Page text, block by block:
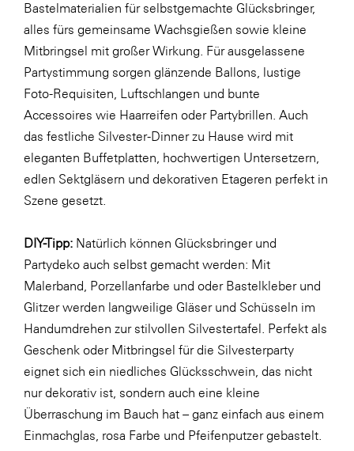
Getzner Werkstoffe
Heimat Österreich
ikp
Johnson & Johnson
JELD-WEN DANA
kosaplaner
LAT Nitrogen
Lidl Österreich
Die Menü-Manufaktur
MTH Retail Group
OMV
OptimaMed
PAGRO
PHH Rechtsanwält:innen
Primark
Bastelmaterialien für selbstgemachte Glücksbringer,
alles fürs gemeinsame Wachsgießen sowie kleine
Mitbringsel mit großer Wirkung. Für ausgelassene
Partystimmung sorgen glänzende Ballons, lustige
Foto-Requisiten, Luftschlangen und bunte
Accessoires wie Haarreifen oder Partybrillen. Auch
das festliche Silvester-Dinner zu Hause wird mit
eleganten Buffetplatten, hochwertigen Untersetzern,
edlen Sektgläsern und dekorativen Etageren perfekt in
Szene gesetzt.
DIY-Tipp: Natürlich können Glücksbringer und
Partydeko auch selbst gemacht werden: Mit
Malerband, Porzellanfarbe und oder Bastelkleber und
Glitzer werden langweilige Gläser und Schüsseln im
Handumdrehen zur stilvollen Silvestertafel . Perfekt als
Geschenk oder Mitbringsel für die Silvesterparty
eignet sich ein niedliches Glücksschwein , das nicht
nur dekorativ ist, sondern auch eine kleine
Überraschung im Bauch hat – ganz einfach aus einem
Einmachglas, rosa Farbe und Pfeifenputzer gebastelt.